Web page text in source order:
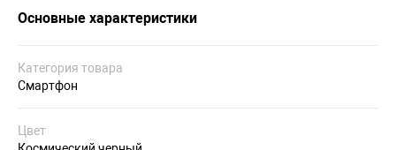
Основные характеристики
Категория товара
Смартфон
Цвет